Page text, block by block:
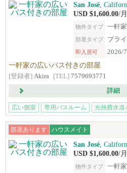
San José ,
USD $1,600.00/月
物件タイプ 一軒家
部屋タイプ プラ
即入居可 2026/
一軒家の広いバス付きの部屋
[登録者] Akira [TEL] 7579693771
詳細
広い個室 専用バスルーム 光熱費水道
部屋あります ハウスメイト
San José ,
USD $1,600.00/月
物件タイプ 一軒家